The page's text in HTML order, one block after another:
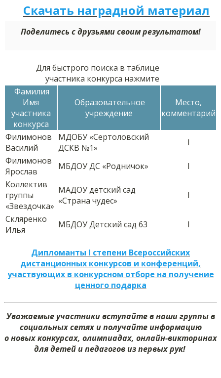
Скачать наградной материал
Поделитесь с друзьями своим результатом!
Для быстрого поиска в таблице
участника конкурса нажмите
Фамилия
Имя
участника
конкурса
Образовательное
учреждение
Место,
комментарий
Филимонов
Василий
МДОБУ «Сертоловский
ДСКВ №1»
I
Филимонов
Ярослав
МБДОУ ДС «Родничок»
I
Коллектив
группы
«Звездочка»
МАДОУ детский сад
«Страна чудес»
I
Скляренко
Илья
МБДОУ Детский сад 63 I
Дипломанты I степени Всероссийских
дистанционных конкурсов и конференций,
участвующих в конкурсном отборе на получение
ценного подарка
Уважаемые участники вступайте в наши группы в
социальных сетях и получайте информацию
о новых конкурсах, олимпиадах, онлайн-викторинах
для детей и педагогов из первых рук!